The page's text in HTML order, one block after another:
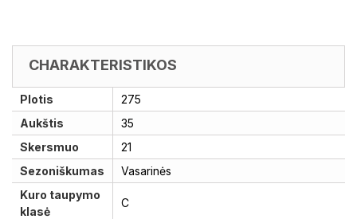
CHARAKTERISTIKOS
Plotis
275
Aukštis
35
Skersmuo
21
Sezoniškumas
Vasarinės
Kuro taupymo
klasė
C